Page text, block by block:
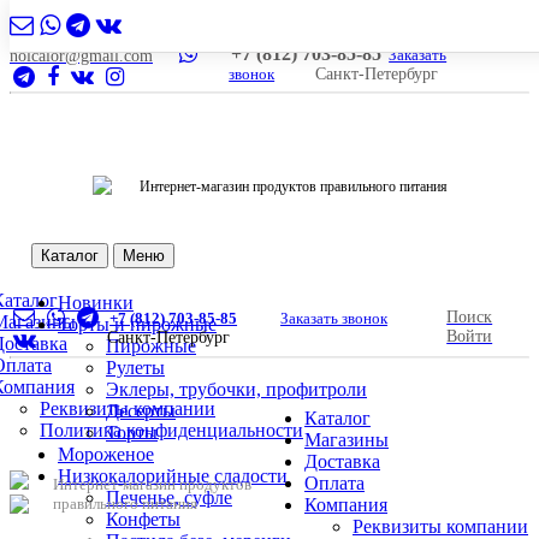
nolcalor@gmail.com +7 (812) 703-85-85 Заказать
звонок
Санкт-Петербург
Интернет-магазин продуктов правильного питания
Каталог Меню
Реквизиты компании
Политика конфиденциальности
Новинки
Торты и пирожные
Пирожные
Рулеты
Эклеры, трубочки, профитроли
Десерты
Торты
Мороженое
Низкокалорийные сладости
Печенье, суфле
Конфеты
+7 (812) 703-85-85
Заказать звонок
Санкт-Петербург
Поиск
Войти
Интернет-магазин продуктов
правильного питания
Каталог
Магазины
Доставка
Оплата
Компания
Реквизиты компании